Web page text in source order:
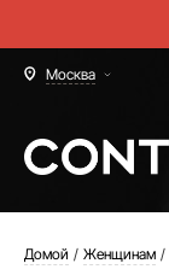
Москва
Домой Женщинам